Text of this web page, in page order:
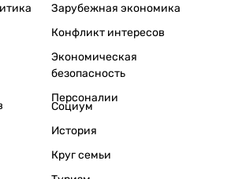
Зарубежная экономика
Конфликт интересов
Экономическая
безопасность
Персоналии
Социум
История
Круг семьи